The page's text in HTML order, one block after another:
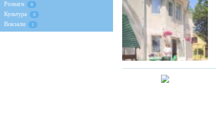
Розваги 0
Культура 0
Вокзали 1